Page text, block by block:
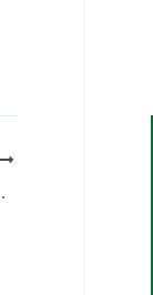
em Macaíba